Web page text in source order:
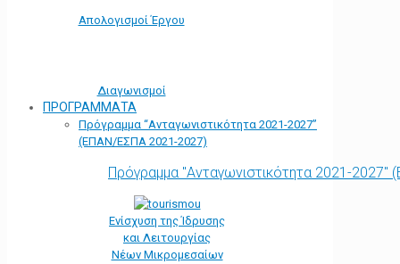
Απολογισμοί Έργου
Διαγωνισμοί
ΠΡΟΓΡΑΜΜΑΤΑ
Πρόγραμμα “Ανταγωνιστικότητα 2021-2027”
(ΕΠΑΝ/ΕΣΠΑ 2021-2027)
Πρόγραμμα "Ανταγωνιστικότητα 2021-
Ενίσχυση της Ίδρυσης
και Λειτουργίας
Νέων Μικρομεσαίων